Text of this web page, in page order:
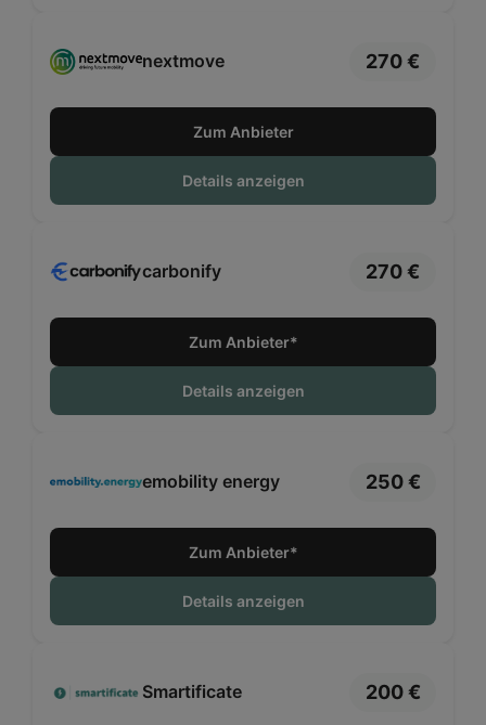
nextmove 270 €
Zum Anbieter
Details anzeigen
carbonify 270 €
Zum Anbieter*
Details anzeigen
emobility energy 250 €
Zum Anbieter*
Details anzeigen
Smartificate 200 €